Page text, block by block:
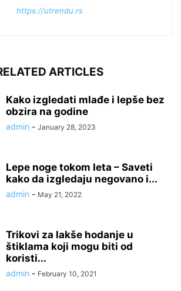
https://utrendu.rs
ARTICLES
Kako izgledati mlađe i lepše bez
obzira na godine
admin - January 28, 2023
Lepe noge tokom leta – Saveti
kako da izgledaju negovano i...
admin - May 21, 2022
Trikovi za lakše hodanje u
štiklama koji mogu biti od
koristi...
admin - February 10, 2021